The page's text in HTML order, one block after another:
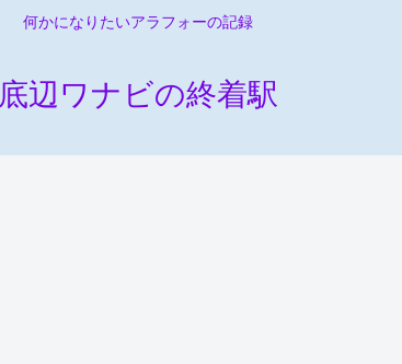
何かになりたいアラフォーの記録
底辺ワナビの終着駅